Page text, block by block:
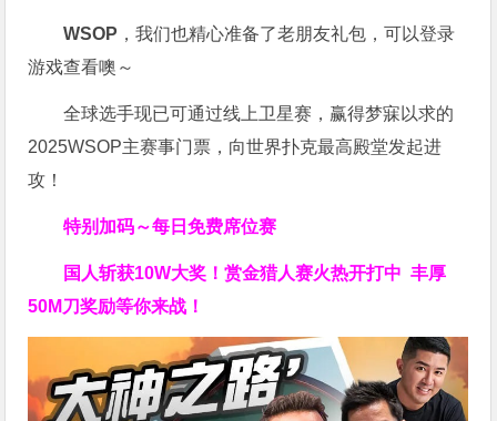
WSOP ，我们也精心准备了老朋友礼包，可以登录
游戏查看噢～
全球选手现已可通过线上卫星赛，赢得梦寐以求的
2025WSOP主赛事门票，向世界扑克最高殿堂发起进
攻！
特别加码～每日免费席位赛
国人斩获10W大奖！赏金猎人赛火热开打中 丰厚
50M刀奖励等你来战！